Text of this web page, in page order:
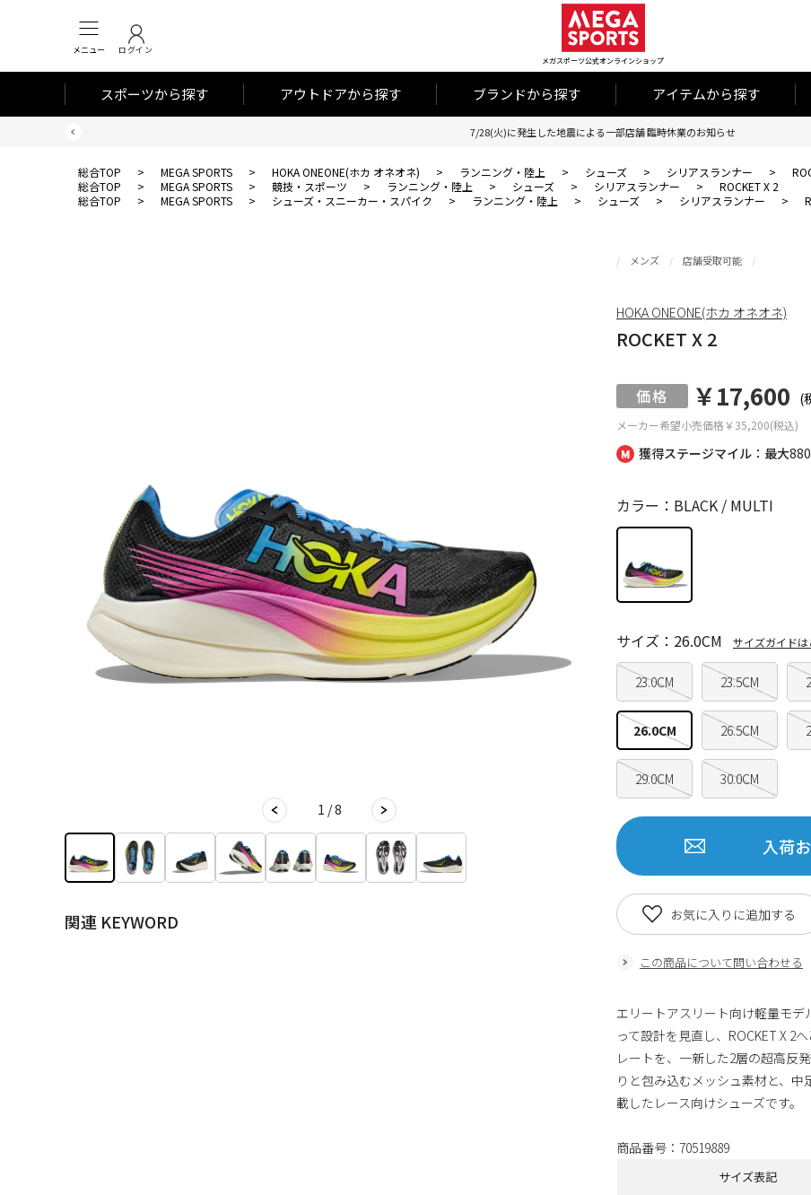
メニュー ログイン
メガスポーツ公式オンラインショップ
スポーツから探す アウトドアから探す ブランドから探す アイテムから探す
7/28(火)に発生した地震による一部店舗 臨時休業のお知らせ
総合TOP > MEGA SPORTS > HOKA ONEONE(ホカ オネオネ) > ランニング・陸上 > シューズ > シリアスランナー >
総合TOP
> MEGA SPORTS > 競技・スポーツ > ランニング・陸上 > シューズ > シリアスランナー >
ROCKET X 2
総合TOP
> MEGA SPORTS > シューズ・スニーカー・スパイク > ランニング・陸上 > シューズ > シリアスランナー >
1 / 8
関連 KEYWORD
獲得ステージマイル：最大
メンズ 店舗受取可能
ROCKET X 2
メーカー希望小売価格￥35,200(税込)
￥17,600 (
カラー：BLACK / MULTI
23.0CM 23.5CM
26.0CM 26.5CM
29.0CM 30.0CM
サイズ：26.0CM サイズガイドは
入荷
この商品について問い合わせる
お気に入りに追加する
HOKA ONEONE(ホカ オネオネ)
エリートアスリート向け軽量モデ
って設計を見直し、ROCKET X 2
レートを、一新した2層の超高反
りと包み込むメッシュ素材と、
載したレース向けシューズです。
商品番号：70519889
サイズ表記